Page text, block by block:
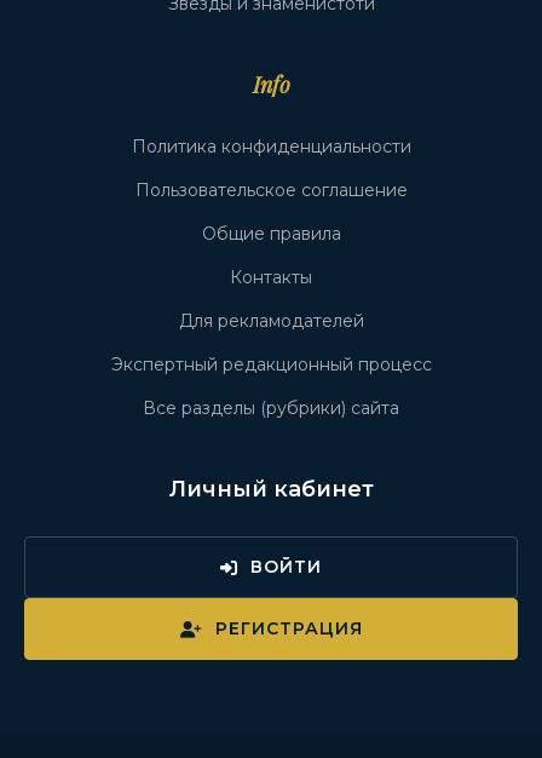
Info
Политика конфиденциальности
Пользовательское соглашение
Общие правила
Контакты
Для рекламодателей
Экспертный редакционный процесс
Все разделы (рубрики) сайта
Личный кабинет
ВОЙТИ
РЕГИСТРАЦИЯ